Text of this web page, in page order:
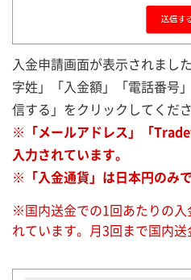
入金申請画面が表示されまし
字姓」「入金額」「電話番号
信する」をクリックしてくださ
※「メールアドレス」「
入力されています。
※「入金通貨」は日本円のみで
※国内送金での1回あたりの
れています。月3回まで国内送